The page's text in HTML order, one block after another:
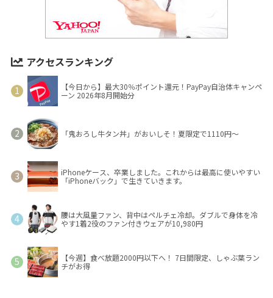
アクセスランキング
【今日から】最大30％ポイント還元！PayPay自治体キャンペ
ーン 2026年8月開始分
「鬼おろし牛タン丼」がおいしそ！夏限定で1110円～
iPhoneケース、卒業しました。これからは最高に使いやすい
「iPhoneバック」で生きていきます。
腰は大風量ファン、背中はペルチェ冷却。ダブルで身体を冷
やす1着2役のファン付きウェアが10,980円
【今週】食べ放題2000円以下へ！ 7日間限定、しゃぶ葉ラン
チがお得